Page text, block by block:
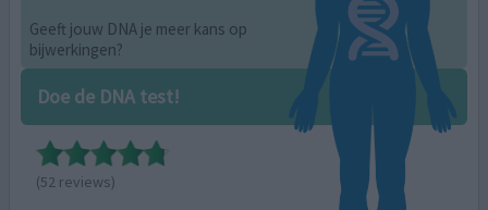
Geeft jouw DNA je meer kans op
bijwerkingen?
Doe de DNA test!
(52 reviews)